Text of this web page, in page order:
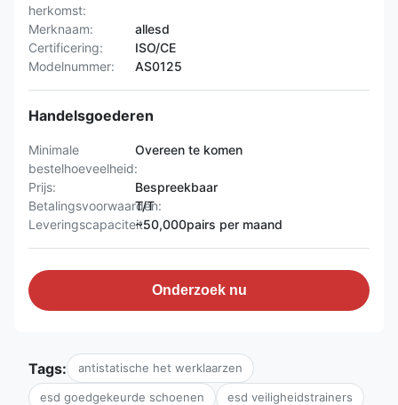
herkomst:
Merknaam:
allesd
Certificering:
ISO/CE
Modelnummer:
AS0125
Handelsgoederen
Minimale
bestelhoeveelheid:
Overeen te komen
Prijs:
Bespreekbaar
Betalingsvoorwaarden:
T/T
Leveringscapaciteit:~50,000pairs per maand
Onderzoek nu
Tags: antistatische het werklaarzen
esd goedgekeurde schoenen esd veiligheidstrainers